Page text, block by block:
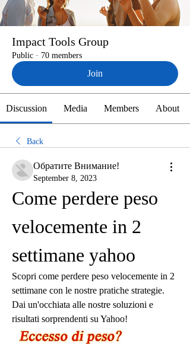
Impact Tools Group
Public · 70 members
Join
Discussion Media Members About
Back
Обратите Внимание!
September 8, 2023
Come perdere peso
velocemente in 2
settimane yahoo
Scopri come perdere peso velocemente in 2
settimane con le nostre pratiche strategie.
Dai un'occhiata alle nostre soluzioni e
risultati sorprendenti su Yahoo!